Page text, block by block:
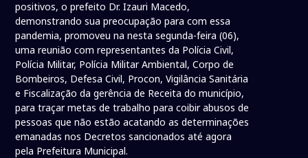
positivos, o prefeito Dr. Izauri Macedo,
demonstrando sua preocupação para com essa
pandemia, promoveu na nesta segunda-feira (06),
uma reunião com representantes da Polícia Civil,
Polícia Militar, Polícia Militar Ambiental, Corpo de
Bombeiros, Defesa Civil, Procon, Vigilância Sanitária
e Fiscalização da gerência de Receita do município,
para traçar metas de trabalho para coibir abusos de
pessoas que não estão acatando as determinações
emanadas nos Decretos sancionados até agora
pela Prefeitura Municipal.